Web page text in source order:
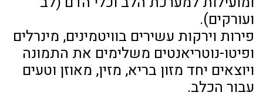
ועורקים).
פירות וירקות עשירים בוויטמינים, מינרלים
ופיטו-נוטריאנטים משלימים את התמונה
ויוצאים יחד מזון בריא, מזין, מאוזן וטעים
עבור הכלב.